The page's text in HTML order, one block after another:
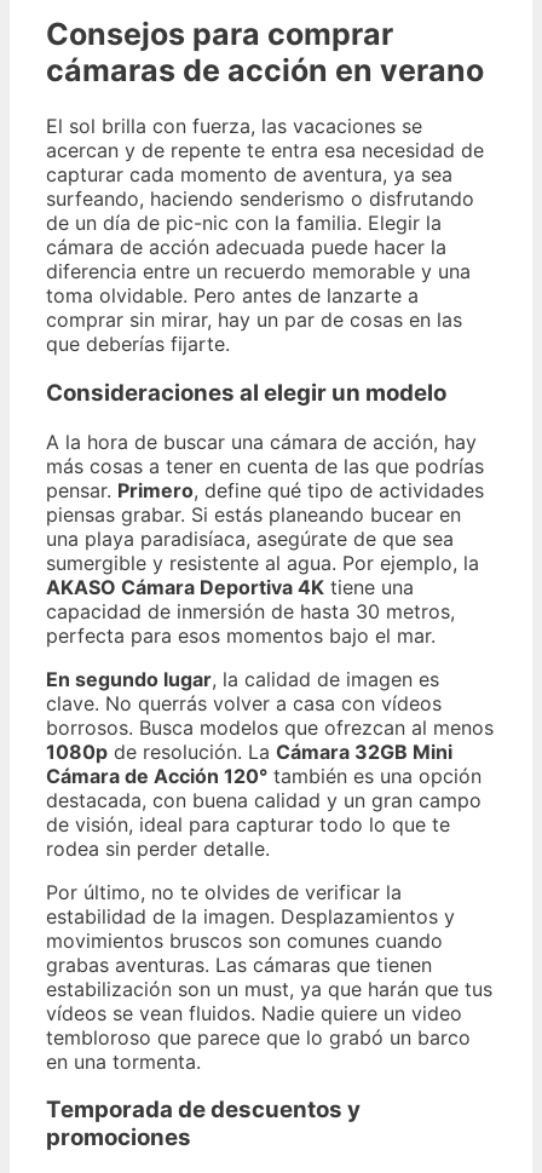
Consejos para comprar
cámaras de acción en verano
El sol brilla con fuerza, las vacaciones se
acercan y de repente te entra esa necesidad de
capturar cada momento de aventura, ya sea
surfeando, haciendo senderismo o disfrutando
de un día de pic-nic con la familia. Elegir la
cámara de acción adecuada puede hacer la
diferencia entre un recuerdo memorable y una
toma olvidable. Pero antes de lanzarte a
comprar sin mirar, hay un par de cosas en las
que deberías fijarte.
Consideraciones al elegir un modelo
A la hora de buscar una cámara de acción, hay
más cosas a tener en cuenta de las que podrías
pensar. Primero, define qué tipo de actividades
piensas grabar. Si estás planeando bucear en
una playa paradisíaca, asegúrate de que sea
sumergible y resistente al agua. Por ejemplo, la
AKASO Cámara Deportiva 4K tiene una
capacidad de inmersión de hasta 30 metros,
perfecta para esos momentos bajo el mar.
En segundo lugar, la calidad de imagen es
clave. No querrás volver a casa con vídeos
borrosos. Busca modelos que ofrezcan al menos
1080p de resolución. La Cámara 32GB Mini
Cámara de Acción 120° también es una opción
destacada, con buena calidad y un gran campo
de visión, ideal para capturar todo lo que te
rodea sin perder detalle.
Por último, no te olvides de verificar la
estabilidad de la imagen. Desplazamientos y
movimientos bruscos son comunes cuando
grabas aventuras. Las cámaras que tienen
estabilización son un must, ya que harán que tus
vídeos se vean fluidos. Nadie quiere un video
tembloroso que parece que lo grabó un barco
en una tormenta.
Temporada de descuentos y
promociones